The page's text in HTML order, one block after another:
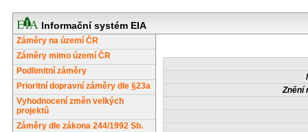
Informační systém EIA
Záměry na území ČR
Záměry mimo území ČR
Podlimitní záměry
Prioritní dopravní záměry dle §23a
Vyhodnocení změn velkých
projektů
Záměry dle zákona 244/1992 Sb.
Znění